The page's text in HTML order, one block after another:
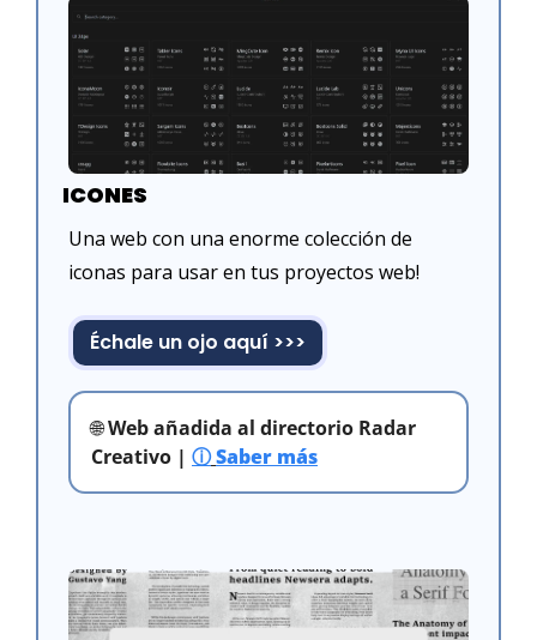
ICONES
Una web con una enorme colección de
iconas para usar en tus proyectos web!
Échale un ojo aquí >>>
🌐 Web añadida al directorio Radar
Creativo | ⓘSaber más